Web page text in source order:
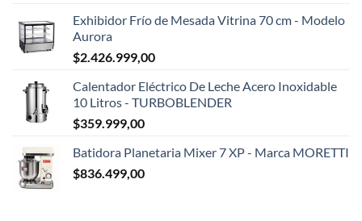
Exhibidor Frío de Mesada Vitrina 70 cm - Modelo
Aurora
$2.426.999,00
Calentador Eléctrico De Leche Acero Inoxidable
10 Litros - TURBOBLENDER
$359.999,00
Batidora Planetaria Mixer 7 XP - Marca MORETTI
$836.499,00